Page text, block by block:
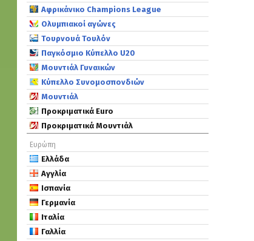
Αφρικάνικο Champions League
Ολυμπιακοί αγώνες
Τουρνουά Τουλόν
Παγκόσμιο Κύπελλο U20
Μουντιάλ Γυναικών
Κύπελλο Συνομοσπονδιών
Μουντιάλ
Προκριματικά Euro
Προκριματικά Μουντιάλ
Ευρώπη
Ελλάδα
Αγγλία
Ισπανία
Γερμανία
Ιταλία
Γαλλία